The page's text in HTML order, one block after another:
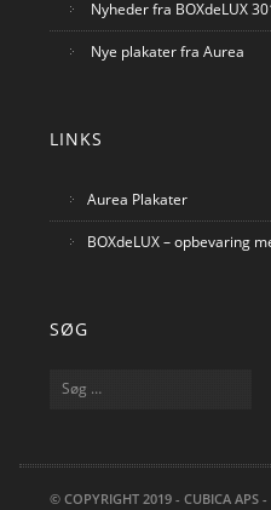
Nyheder fra BOXdeLUX
Nye plakater fra Aurea
LINKS
Aurea Plakater
BOXdeLUX – opbevaring
SØG
Søg
efter:
© COPYRIGHT 2019 - CUBICA APS